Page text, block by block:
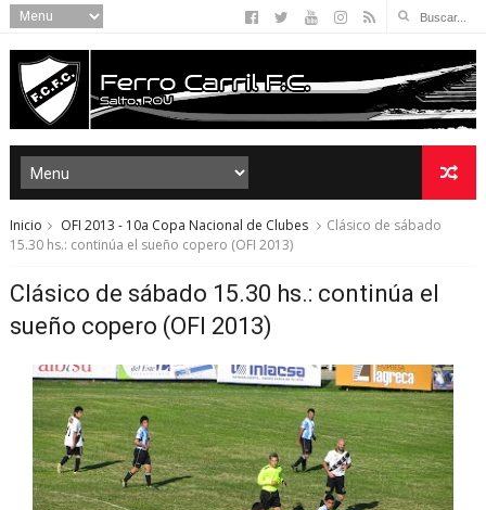
Inicio OFI 2013 - 10a Copa Nacional de Clubes
Clásico de sábado
15.30 hs.: continúa el sueño copero (OFI 2013)
Clásico de sábado 15.30 hs.: continúa el
sueño copero (OFI 2013)